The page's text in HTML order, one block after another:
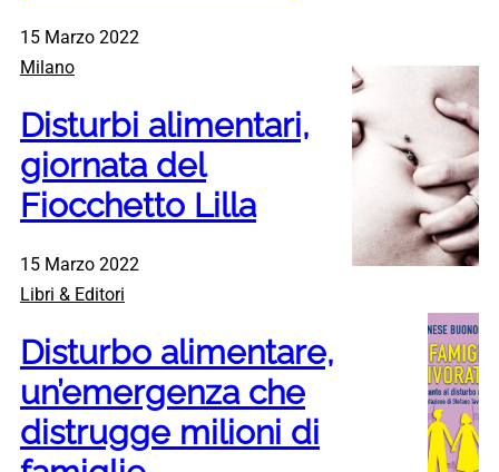
15 Marzo 2022
Milano
Disturbi alimentari,
giornata del
Fiocchetto Lilla
15 Marzo 2022
Libri & Editori
Disturbo alimentare,
un’emergenza che
distrugge milioni di